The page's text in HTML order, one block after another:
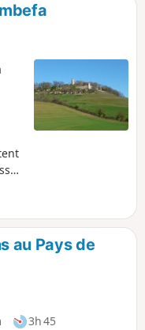
au Pays de
3h 45